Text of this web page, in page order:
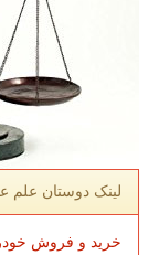
لینک دوستان علم
خرید و فروش